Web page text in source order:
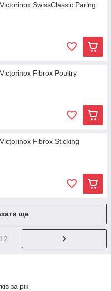
SwissClassic Paring
Fibrox Poultry
Fibrox Sticking
ще
за рік